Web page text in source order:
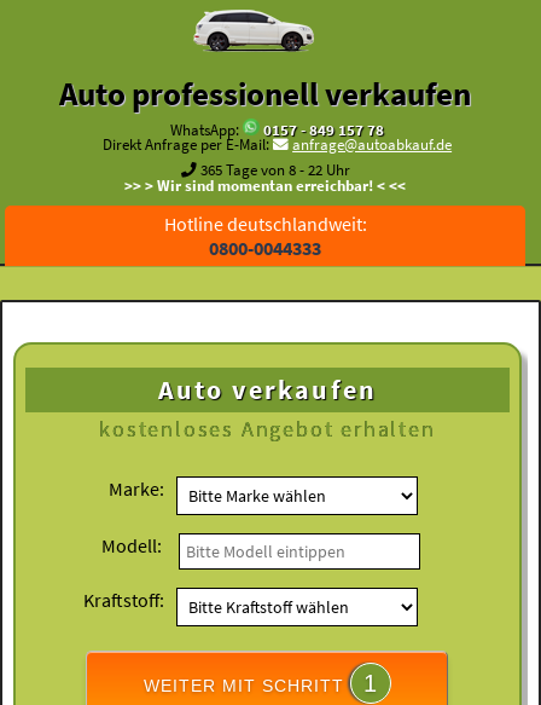
Auto professionell verkaufen
WhatsApp:
0157 - 849 157 78
Direkt Anfrage per E-Mail:
anfrage@autoabkauf.de
365 Tage von 8 - 22 Uhr
>> > Wir sind momentan erreichbar! < <<
Hotline deutschlandweit:
0800-0044333
Auto verkaufen
kostenloses Angebot erhalten
Marke:
Modell:
Kraftstoff:
WEITER MIT SCHRITT 1